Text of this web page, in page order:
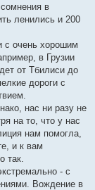
в
ленились и 200
с очень хорошим
в Грузии
от Тбилиси до
дороги с
нас ни разу не
на то, что у нас
нам помогла,
и к вам
так.
- с
Вождение в